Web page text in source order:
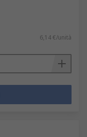
6,14 €/unità